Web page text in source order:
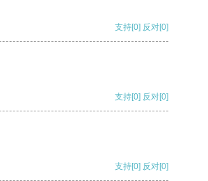
支持[0] 反对[0]
支持[0] 反对[0]
支持[0] 反对[0]